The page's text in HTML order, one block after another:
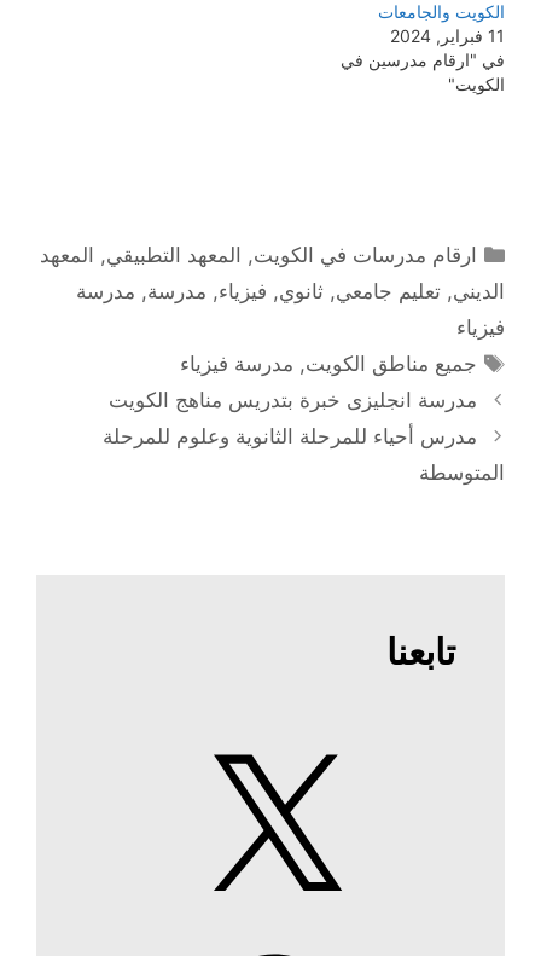
الكويت والجامعات
11 فبراير, 2024
في "ارقام مدرسين في
الكويت"
التصنيفات
ارقام مدرسات في الكويت, المعهد التطبيقي, المعهد
الديني, تعليم جامعي, ثانوي, فيزياء, مدرسة, مدرسة
فيزياء
الوسوم
جميع مناطق الكويت, مدرسة فيزياء
مدرسة انجليزى خبرة بتدريس مناهج الكويت
مدرس أحياء للمرحلة الثانوية وعلوم للمرحلة
المتوسطة
تابعنا